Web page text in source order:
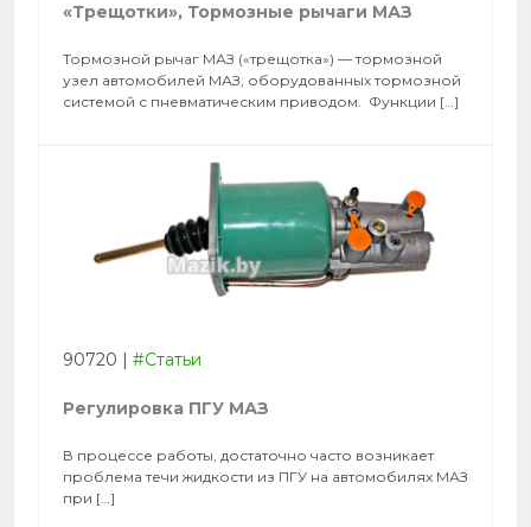
«Трещотки», Тормозные рычаги МАЗ
Тормозной рычаг МАЗ («трещотка») — тормозной
узел автомобилей МАЗ, оборудованных тормозной
системой с пневматическим приводом. Функции […]
90720 | #Статьи
Регулировка ПГУ МАЗ
В процессе работы, достаточно часто возникает
проблема течи жидкости из ПГУ на автомобилях МАЗ
при […]